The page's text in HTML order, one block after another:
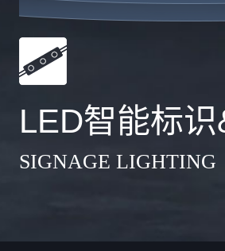
LED智能标识
SIGNAGE LIGHTING